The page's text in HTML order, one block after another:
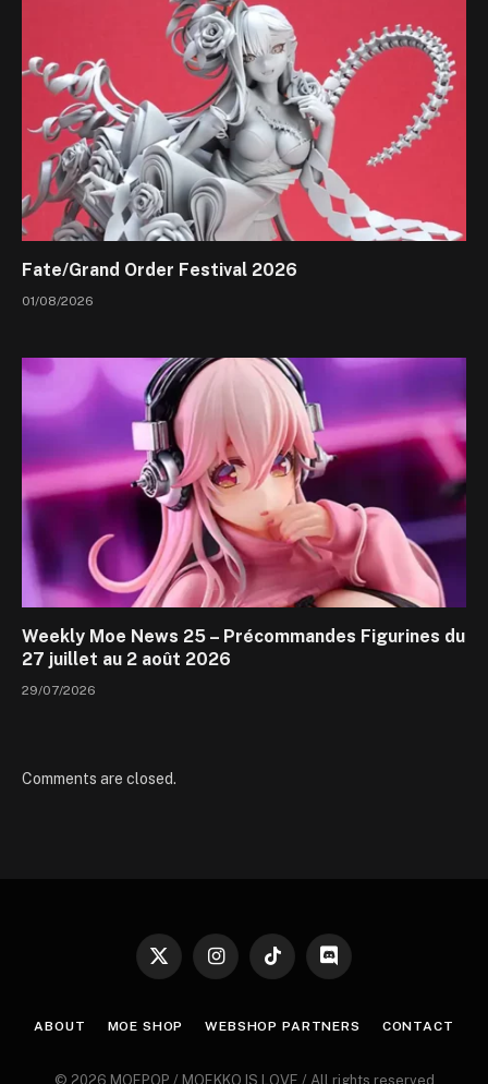
Fate/Grand Order Festival 2026
01/08/2026
Weekly Moe News 25 – Précommandes Figurines du
27 juillet au 2 août 2026
29/07/2026
Comments are closed.
X
InstagramTikTok Discord
ABOUT MOE SHOP WEBSHOP PARTNERS CONTACT
© 2026 MOEPOP / MOEKKO IS LOVE / All rights reserved